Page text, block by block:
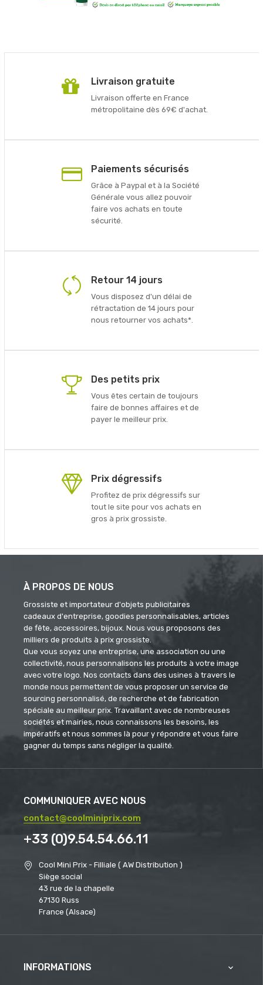
Livraison gratuite
Livraison offerte en France
métropolitaine dès 69€ d'achat.
Paiements sécurisés
Grâce à Paypal et à la Société
Générale vous allez pouvoir
faire vos achats en toute
sécurité.
Retour 14 jours
Vous disposez d'un délai de
rétractation de 14 jours pour
nous retourner vos achats*.
Des petits prix
Vous êtes certain de toujours
faire de bonnes affaires et de
payer le meilleur prix.
Prix dégressifs
Profitez de prix dégressifs sur
tout le site pour vos achats en
gros à prix grossiste.
À PROPOS DE NOUS
Grossiste et importateur d'objets publicitaires
cadeaux d'entreprise, goodies personnalisables, articles
de fête, accessoires, bijoux. Nous vous proposons des
milliers de produits à prix grossiste.
Que vous soyez une entreprise, une association ou une
collectivité, nous personnalisons les produits à votre image
avec votre logo. Nos contacts dans des usines à travers le
monde nous permettent de vous proposer un service de
sourcing personnalisé, de recherche et de fabrication
spéciale au meilleur prix. Travaillant avec de nombreuses
sociétés et mairies, nous connaissons les besoins, les
impératifs et nous sommes là pour y répondre et vous faire
gagner du temps sans négliger la qualité.
COMMUNIQUER AVEC NOUS
contact@coolminiprix.com
+33 (0)9.54.54.66.11
Cool Mini Prix - Filliale ( AW Distribution )
Siège social
43 rue de la chapelle
67130 Russ
France (Alsace)
INFORMATIONS 